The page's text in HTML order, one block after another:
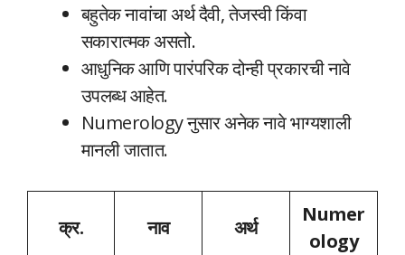
बहुतेक नावांचा अर्थ दैवी, तेजस्वी किंवा
सकारात्मक असतो.
आधुनिक आणि पारंपरिक दोन्ही प्रकारची नावे
उपलब्ध आहेत.
Numerology नुसार अनेक नावे भाग्यशाली
मानली जातात.
क्र. नाव अर्थ
Numer
ology